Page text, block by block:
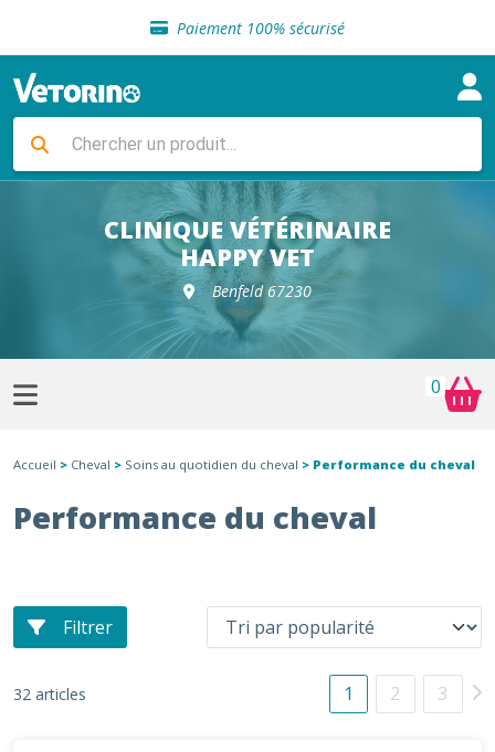
Paiement 100% sécurisé
Livraison gratuite en clinique vétérinaire
Sélection de croquettes vétérinaire
Livraison gratuite en clinique vétérinaire
Retour gratuit en clinique
Sélection de croquettes vétérinaire
CLINIQUE VÉTÉRINAIRE
HAPPY VET
Benfeld 67230
0
Accueil > Cheval > Soins au quotidien du cheval > Performance du cheval
Performance du cheval
Filtrer
32 articles 1 2 3